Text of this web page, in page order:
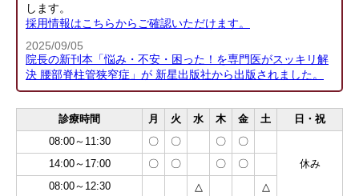
します。
採用情報はこちらからご確認いただけます。
2025/09/05
院長の新刊本「悩み・不安・困った！を専門医がスッキリ解
決 腰部脊柱管狭窄症」が 新星出版社から出版されました。
診療時間 月 火 水 木 金 土
日・祝
08:00～11:30
〇 〇 〇
〇
休み
14:00～17:00 〇 〇 〇
〇
08:00～12:30
△ △